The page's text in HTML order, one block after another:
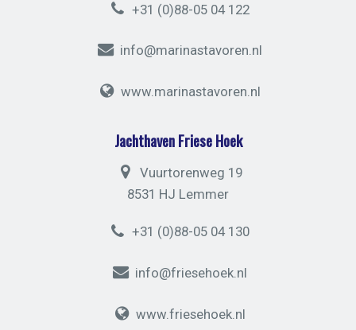
+31 (0)88-05 04 122
info@marinastavoren.nl
www.marinastavoren.nl
Jachthaven Friese Hoek
Vuurtorenweg 19
8531 HJ Lemmer
+31 (0)88-05 04 130
info@friesehoek.nl
www.friesehoek.nl